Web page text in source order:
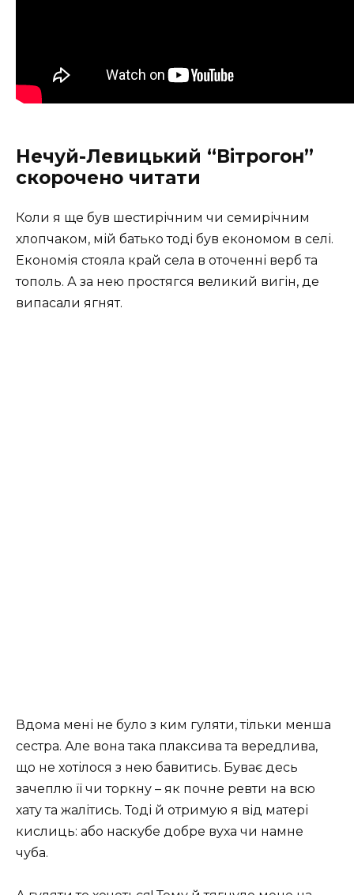
Нечуй-Левицький “Вітрогон”
скорочено читати
Коли я ще був шестирічним чи семирічним
хлопчаком, мій батько тоді був економом в селі.
Економія стояла край села в оточенні верб та
тополь. А за нею простягся великий вигін, де
випасали ягнят.
Вдома мені не було з ким гуляти, тільки менша
сестра. Але вона така плаксива та вередлива,
що не хотілося з нею бавитись. Буває десь
зачеплю її чи торкну – як почне ревти на всю
хату та жалітись. Тоді й отримую я від матері
кислиць: або наскубе добре вуха чи намне
чуба.